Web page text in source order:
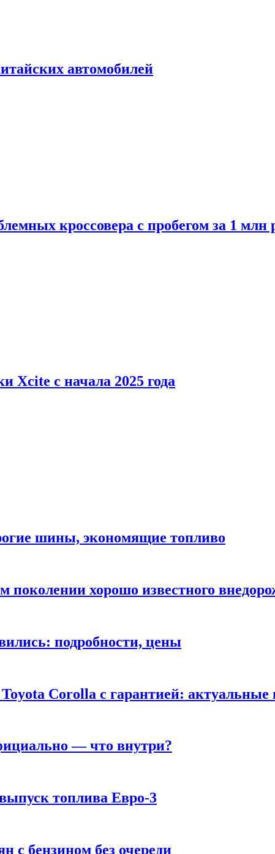
автомобилей
кроссовера с пробегом за 1 млн
Xcite с начала 2025 года
шины, экономящие топливо
поколении хорошо известного
подробности, цены
Corolla с гарантией:
— что внутри?
топлива Евро-3
с бензином без очереди